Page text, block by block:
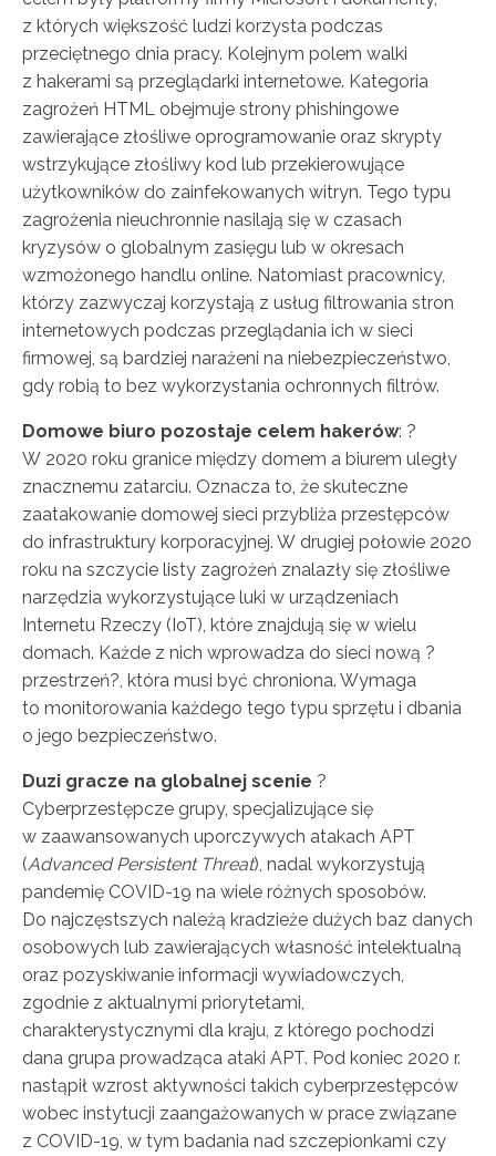
z których większość ludzi korzysta podczas
przeciętnego dnia pracy. Kolejnym polem walki
z hakerami są przeglądarki internetowe. Kategoria
zagrożeń HTML obejmuje strony phishingowe
zawierające złośliwe oprogramowanie oraz skrypty
wstrzykujące złośliwy kod lub przekierowujące
użytkowników do zainfekowanych witryn. Tego typu
zagrożenia nieuchronnie nasilają się w czasach
kryzysów o globalnym zasięgu lub w okresach
wzmożonego handlu online. Natomiast pracownicy,
którzy zazwyczaj korzystają z usług filtrowania stron
internetowych podczas przeglądania ich w sieci
firmowej, są bardziej narażeni na niebezpieczeństwo,
gdy robią to bez wykorzystania ochronnych filtrów.
Domowe biuro pozostaje celem hakerów: ?
W 2020 roku granice między domem a biurem uległy
znacznemu zatarciu. Oznacza to, że skuteczne
zaatakowanie domowej sieci przybliża przestępców
do infrastruktury korporacyjnej. W drugiej połowie 2020
roku na szczycie listy zagrożeń znalazły się złośliwe
narzędzia wykorzystujące luki w urządzeniach
Internetu Rzeczy (IoT), które znajdują się w wielu
domach. Każde z nich wprowadza do sieci nową ?
przestrzeń?, która musi być chroniona. Wymaga
to monitorowania każdego tego typu sprzętu i dbania
o jego bezpieczeństwo.
Duzi gracze na globalnej scenie ?
Cyberprzestępcze grupy, specjalizujące się
w zaawansowanych uporczywych atakach APT
(Advanced Persistent Threat), nadal wykorzystują
pandemię COVID-19 na wiele różnych sposobów.
Do najczęstszych należą kradzieże dużych baz danych
osobowych lub zawierających własność intelektualną
oraz pozyskiwanie informacji wywiadowczych,
zgodnie z aktualnymi priorytetami,
charakterystycznymi dla kraju, z którego pochodzi
dana grupa prowadząca ataki APT. Pod koniec 2020 r.
nastąpił wzrost aktywności takich cyberprzestępców
wobec instytucji zaangażowanych w prace związane
z COVID-19, w tym badania nad szczepionkami czy